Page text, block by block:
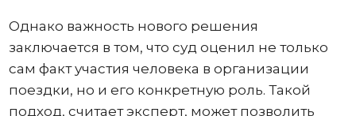
Однако важность нового решения
заключается в том, что суд оценил не только
сам факт участия человека в организации
поездки, но и его конкретную роль. Такой
подход, считает эксперт, может позволить